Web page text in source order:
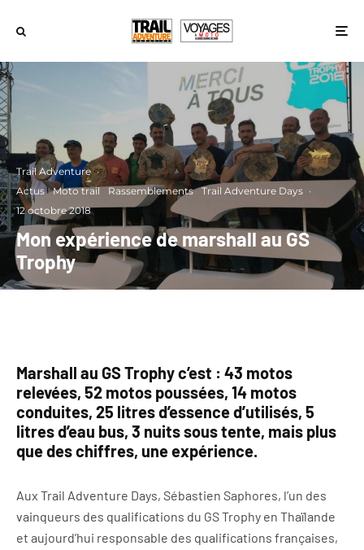
Trail Adventure ·
Actus
Moto trail Rassemblements Trail Adventure Days ·
12 octobre 2018
Mon expérience de marshall au GS
Trophy
Marshall au GS Trophy c’est : 43 motos
relevées, 52 motos poussées, 14 motos
conduites, 25 litres d’essence d’utilisés, 5
litres d’eau bus, 3 nuits sous tente, mais plus
que des chiffres, une expérience.
Aux Trail Adventure Days, Sébastien Saphores, l’un des
vainqueurs des qualifications du GS Trophy en Thaïlande
et aujourd’hui responsable des qualifications françaises,